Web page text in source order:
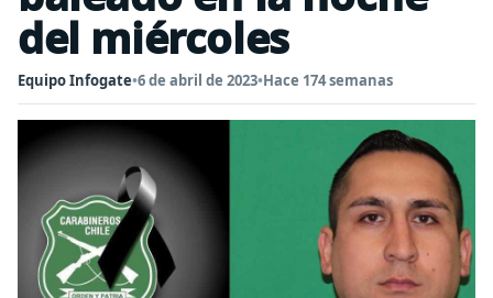
del miércoles
Equipo Infogate•6 de abril de 2023•Hace 174 semanas